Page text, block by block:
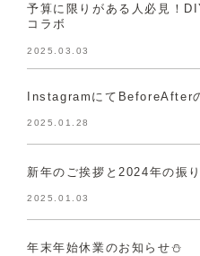
予算に限りがある人必見！
コラボ
2025.03.03
InstagramにてBeforeAfter
2025.01.28
新年のご挨拶と2024年の振
2025.01.03
年末年始休業のお知らせ⛄